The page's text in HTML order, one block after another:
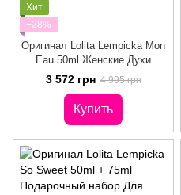
Хит
−28%
Оригинал Lolita Lempicka Mon
Eau 50ml Женские Духи
Лолита Лемпика Мон Эу Моя
Вода
3 572 грн 4 995 грн
Купить